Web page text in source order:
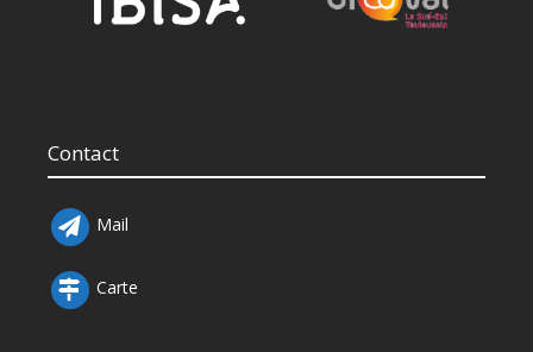
Contact
Mail
Carte